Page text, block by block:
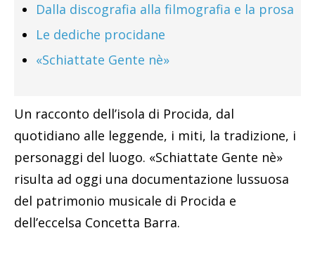
Dalla discografia alla filmografia e la prosa
Le dediche procidane
«Schiattate Gente nè»
Un racconto dell’isola di Procida, dal
quotidiano alle leggende, i miti, la tradizione, i
personaggi del luogo. «Schiattate Gente nè»
risulta ad oggi una documentazione lussuosa
del patrimonio musicale di Procida e
dell’eccelsa Concetta Barra.